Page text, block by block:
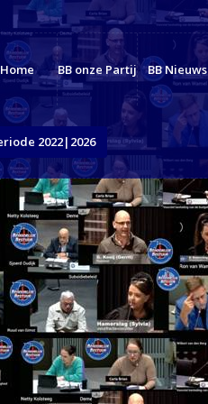
Home BB onze Partij BB Nieuws
2022|2026